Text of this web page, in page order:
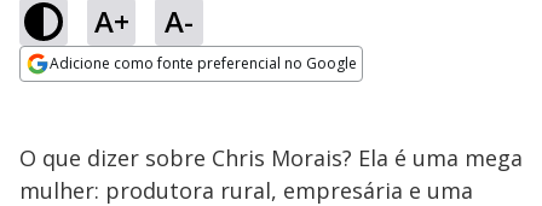
A+ A-
Adicione como fonte preferencial no Google
O que dizer sobre Chris Morais? Ela é uma mega
mulher: produtora rural, empresária e uma